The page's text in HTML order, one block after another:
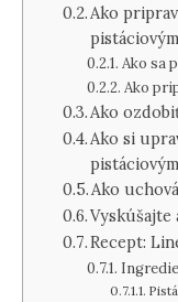
Ako
Ako sa
Ako
Ako
Ako si
Ako
Vyskúšajte
Recept: